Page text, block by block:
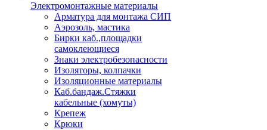
Электромонтажные материалы
Арматура для монтажа СИП
Аэрозоль, мастика
Бирки каб.,площадки
самоклеющиеся
Знаки электробезопасности
Изоляторы, колпачки
Изоляционные материалы
Каб.бандаж.Стяжки
кабельные (хомуты)
Крепеж
Крюки